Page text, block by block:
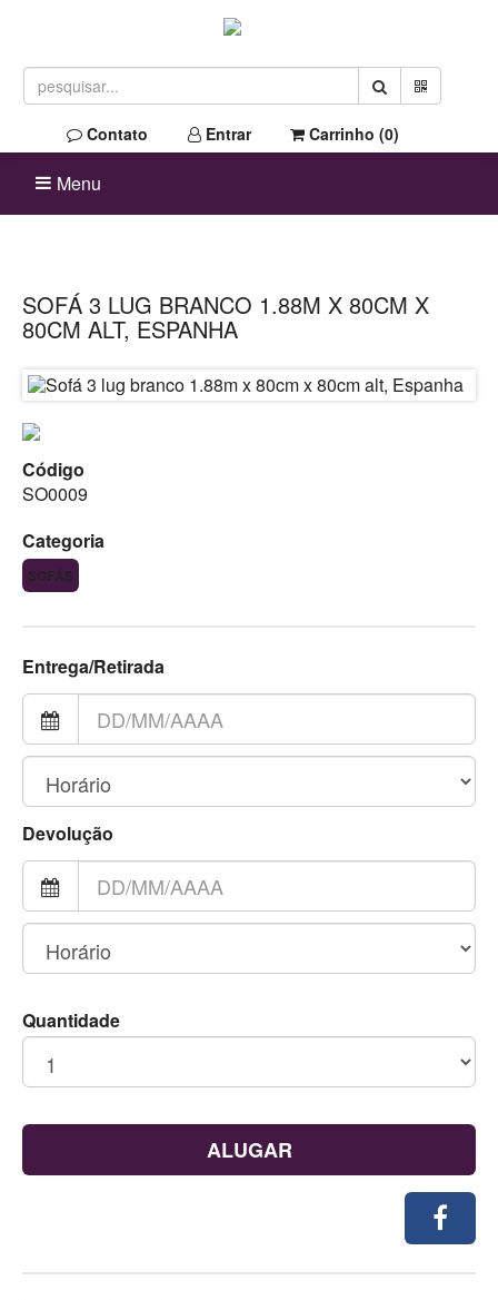
Contato Entrar Carrinho (0)
Menu
SOFÁ 3 LUG BRANCO 1.88M X 80CM X
80CM ALT, ESPANHA
Código
SO0009
Categoria
SOFÁS
Entrega/Retirada
Devolução
Quantidade
ALUGAR